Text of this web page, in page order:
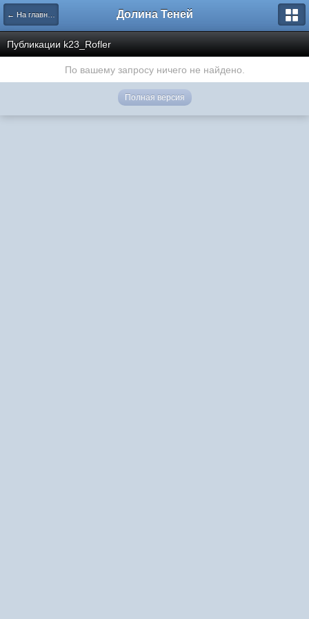
← На главную Долина Теней
Публикации k23_Rofler
По вашему запросу ничего не найдено.
Полная версия